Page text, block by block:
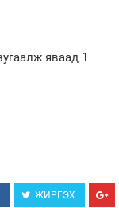
яваад 1
ЖИРГЭХ